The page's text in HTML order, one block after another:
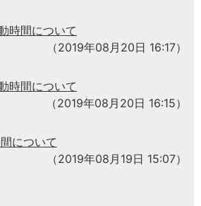
時間について
（2019年08月20日 16:17）
時間について
（2019年08月20日 16:15）
について
（2019年08月19日 15:07）